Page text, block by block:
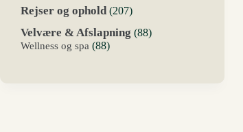
Rejser og ophold 207207
Velvære & Afslapning 8888
Wellness og spa 8888